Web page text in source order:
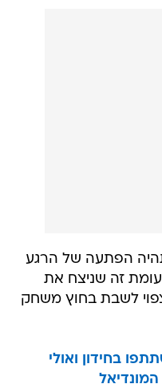
תהיה הפתעה של הרגע
זה שניצח את
צפוי לשבת בחוץ משחק
בחידון ואולי
המונדיאל